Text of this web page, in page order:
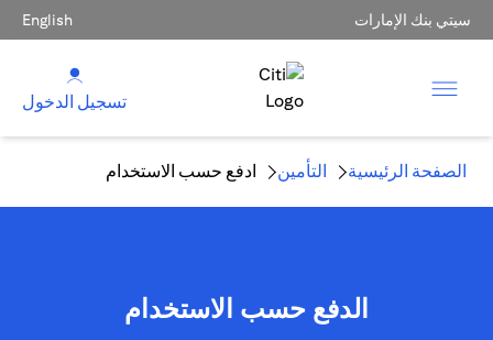
سيتي بنك الإمارات English
تسجيل الدخول
الصفحة الرئيسية التأمين ادفع حسب الاستخدام
الدفع حسب الاستخدام